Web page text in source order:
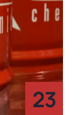
23